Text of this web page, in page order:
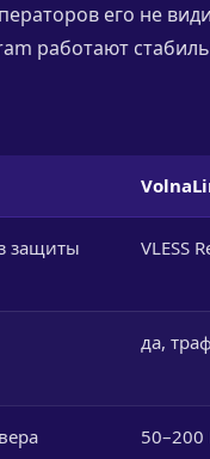
его не
работают
защиты
VLESS
да,
50–200